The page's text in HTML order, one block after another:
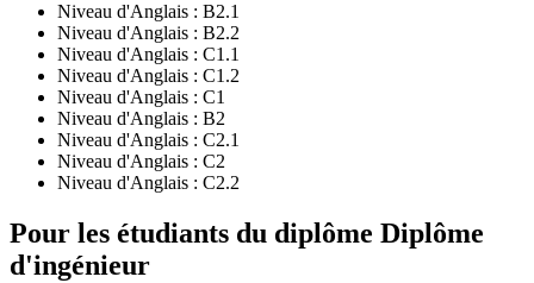
Niveau d'Anglais : B2.1
Niveau d'Anglais : B2.2
Niveau d'Anglais : C1.1
Niveau d'Anglais : C1.2
Niveau d'Anglais : C1
Niveau d'Anglais : B2
Niveau d'Anglais : C2.1
Niveau d'Anglais : C2
Niveau d'Anglais : C2.2
Pour les étudiants du diplôme Diplôme
d'ingénieur